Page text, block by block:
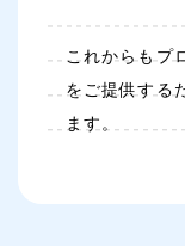
これからもプ
をご提供する
ます。